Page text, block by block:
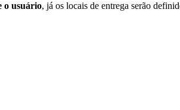
o usuário, já os locais de entrega serão